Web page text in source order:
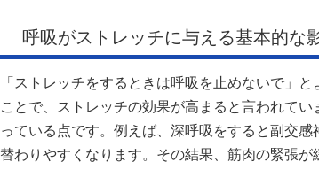
呼吸がストレッチに与える基本的な
「ストレッチをするときは呼吸を止めないで」
ことで、ストレッチの効果が高まると言われて
っている点です。例えば、深呼吸をすると副交
替わりやすくなります。その結果、筋肉の緊張